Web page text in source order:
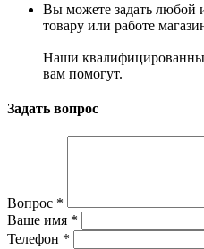
Вы можете задать любой
товару или работе
Наши
вам помогут.
Задать вопрос
Вопрос *
Ваше имя *
Телефон *